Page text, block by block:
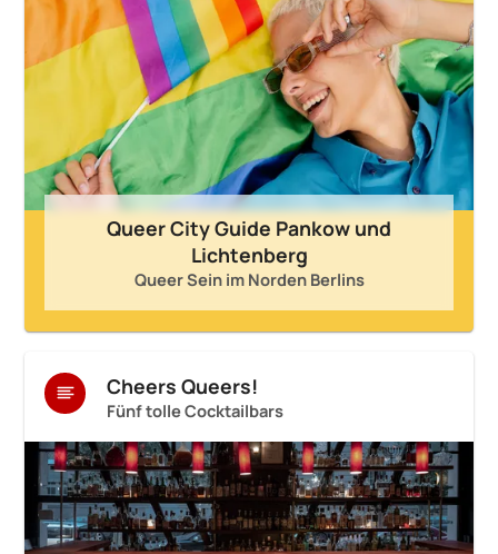
Queer City Guide Pankow und
Lichtenberg
Queer Sein im Norden Berlins
Cheers Queers!
Fünf tolle Cocktailbars